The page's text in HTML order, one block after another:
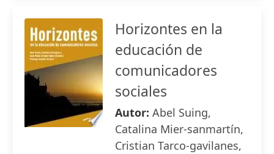
Horizontes en la
educación de
comunicadores
sociales
Autor: Abel Suing,
Catalina Mier-sanmartín,
Cristian Tarco-gavilanes,